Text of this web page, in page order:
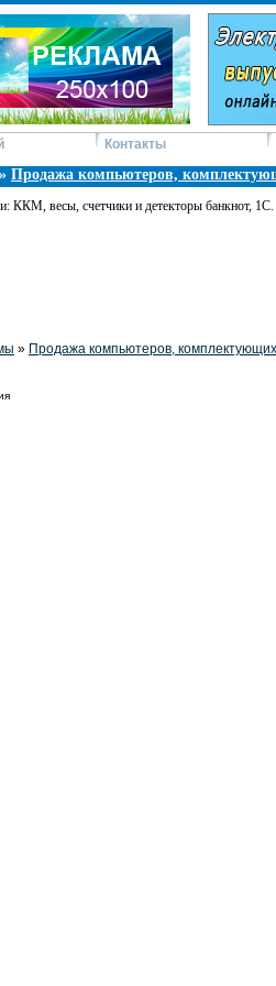
Контакты
» Продажа компьютеров,
ККМ, весы, счетчики и детекторы банкнот, 1С.
» Продажа компьютеров,